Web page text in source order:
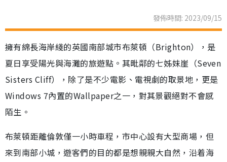
發佈時間: 2023/09/15
擁有綿長海岸綫的英國南部城市布萊頓（Brighton），是
夏日享受陽光與海灘的旅遊點。其毗鄰的七姊妹崖（Seven
Sisters Cliff），除了是不少電影、電視劇的取景地，更是
Windows 7內置的Wallpaper之一，對其景觀絕對不會感
陌生。
布萊頓距離倫敦僅一小時車程，市中心設有大型商場，但
來到南部小城，遊客們的目的都是想親親大自然，沿着海